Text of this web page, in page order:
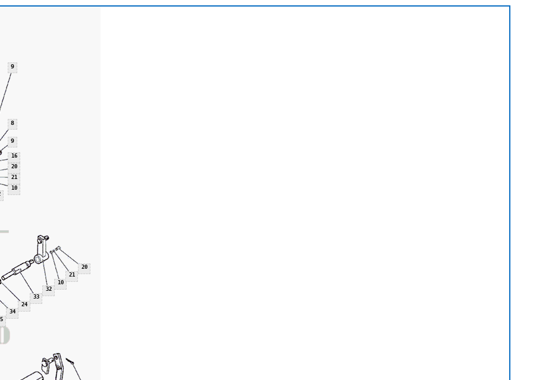
8
9
9
10
10
16
20
20
21
21
24
32
33
34